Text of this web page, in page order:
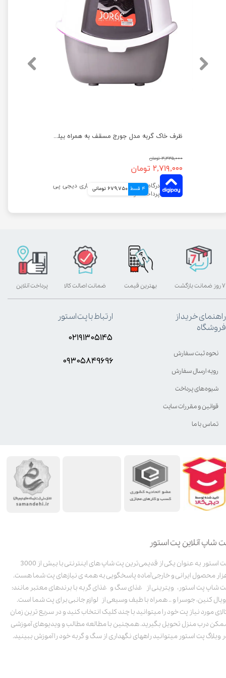
ظرف خاک گربه مدل جورج مسقف به همراه بیلچه هپی پت
۳,۳۳۵,۰۰۰ تومان
۲,۷۱۹,۰۰۰ تومان
4 قسط 679,750 تومانی
شاپ آنلاین پت استور
پت استور به عنوان یکی از قدیمی‌ترین پت شاپ های اینترنتی با بیش از 3000
محصول ایرانی و خارجی آماده پاسخگویی به همه ی نیازهای پت شما هست.
شاپ پت استور، ویترینی از غذای سگ و غذای گربه با برندهای معتبر مانند:
کنین، جوسرا و .. همراه با طیف وسیعی از لوازم جانبی برای پت شما است.
مورد نیاز پت خود را میتوانید با چند کلیک انتخاب کنید و در سریع ترین زمان
درب منزل تحویل بگیرید. همچنین با مطالعه مطالب و ویدیوهای آموزشی
وبلاگ پت استور میتوانید راههای نگهداری از سگ و گربه خود را آموزش ببینید.
بهترین قیمت پرداخت آنلاین ۷ روز ضمانت بازگشت ضمانت اصالت کالا
راهنمای خرید از
فروشگاه
نحوه ثبت سفارش
رویه ارسال سفارش
شیوه‌های پرداخت
قوانین و مقررات سایت
تماس با ما
ارتباط با پت استور
۰۲۱۹۱۳۰۵۱۴۵
۰۹۳۰۵8۴9696